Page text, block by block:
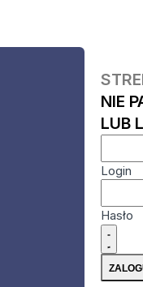
NIE
LUB
Login
Hasło